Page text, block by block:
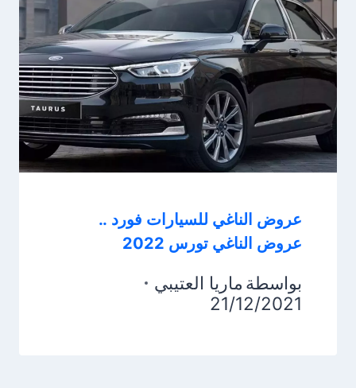
عروض الناغي للسيارات فورد ..
عروض الناغي تورس 2022
بواسطة ماريا العتيبي
21/12/2021